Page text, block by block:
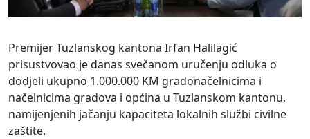
Premijer Tuzlanskog kantona Irfan Halilagić
prisustvovao je danas svečanom uručenju odluka o
dodjeli ukupno 1.000.000 KM gradonačelnicima i
načelnicima gradova i općina u Tuzlanskom kantonu,
namijenjenih jačanju kapaciteta lokalnih službi civilne
zaštite.